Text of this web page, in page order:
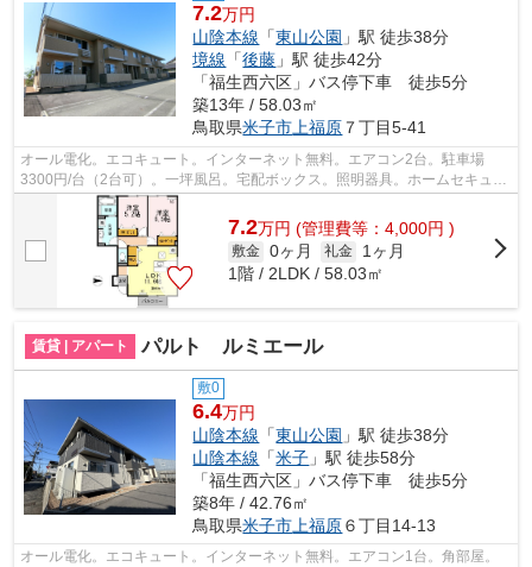
7.2万円
山陰本線 「東山公園 」駅 徒歩38分
境線 「後藤 」駅 徒歩42分
「福生西六区」バス停下車 徒歩5分
築13年 / 58.03㎡
鳥取県米子市 上福原 ７丁目5-41
オール電化。エコキュート。インターネット無料。エアコン2台。駐車場
3300円/台（2台可）。一坪風呂。宅配ボックス。照明器具。ホームセキュリ
ティ。IH（2口）。カウンターキッチン。...
7.2万円 (管理費等：4,000円 )
敷金 0ヶ月 礼金
1ヶ月
1階 / 2LDK / 58.03㎡
賃貸 | アパート パルト ルミエール
敷0
6.4万円
山陰本線 「東山公園 」駅 徒歩38分
山陰本線 「米子 」駅 徒歩58分
「福生西六区」バス停下車 徒歩5分
築8年 / 42.76㎡
鳥取県米子市 上福原６丁目14-13
オール電化。エコキュート。インターネット無料。エアコン1台。角部屋。